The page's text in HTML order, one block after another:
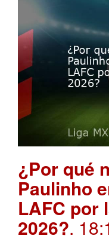
¿Por qué
Paulinho
LAFC por
2026?.